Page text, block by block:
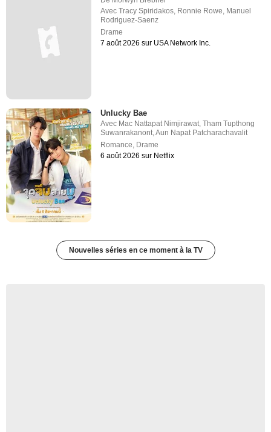
AvecTracy Spiridakos, Ronnie Rowe, Manuel
Rodriguez-Saenz
Drame
7 août 2026 sur USA Network Inc.
Unlucky Bae
Avec Mac Nattapat Nimjirawat ,Tham Tupthong
Suwanrakanont ,Aun Napat Patcharachavalit
Romance Drame
6 août 2026 sur Netflix
Nouvelles séries en ce moment à la TV